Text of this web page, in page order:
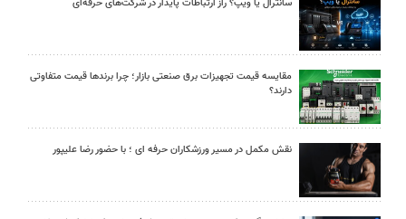
سانترال یا ویپ؟ راز ارتباطات پایدار در شرکت‌های حرفه‌ای
مقایسه قیمت تجهیزات برق صنعتی بازار؛ چرا برندها قیمت متفاوتی
دارند؟
نقش مکمل در مسیر ورزشکاران حرفه ای ؛ با حضور رضا علیپور